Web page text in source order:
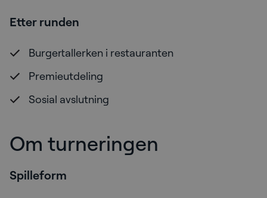
Etter runden
Burgertallerken i restauranten
Premieutdeling
Sosial avslutning
Om turneringen
Spilleform